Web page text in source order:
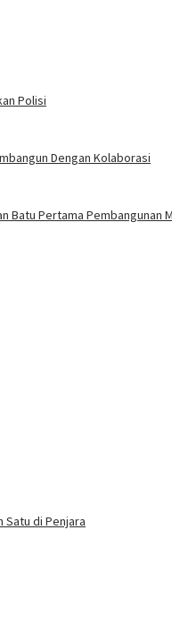
Polisi
Dengan Kolaborasi
Batu Pertama Pembangunan